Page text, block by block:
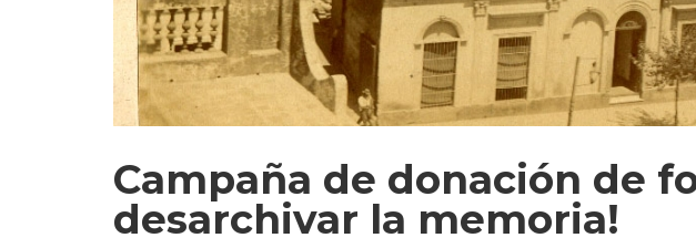
Campaña de donación de
desarchivar la memoria!